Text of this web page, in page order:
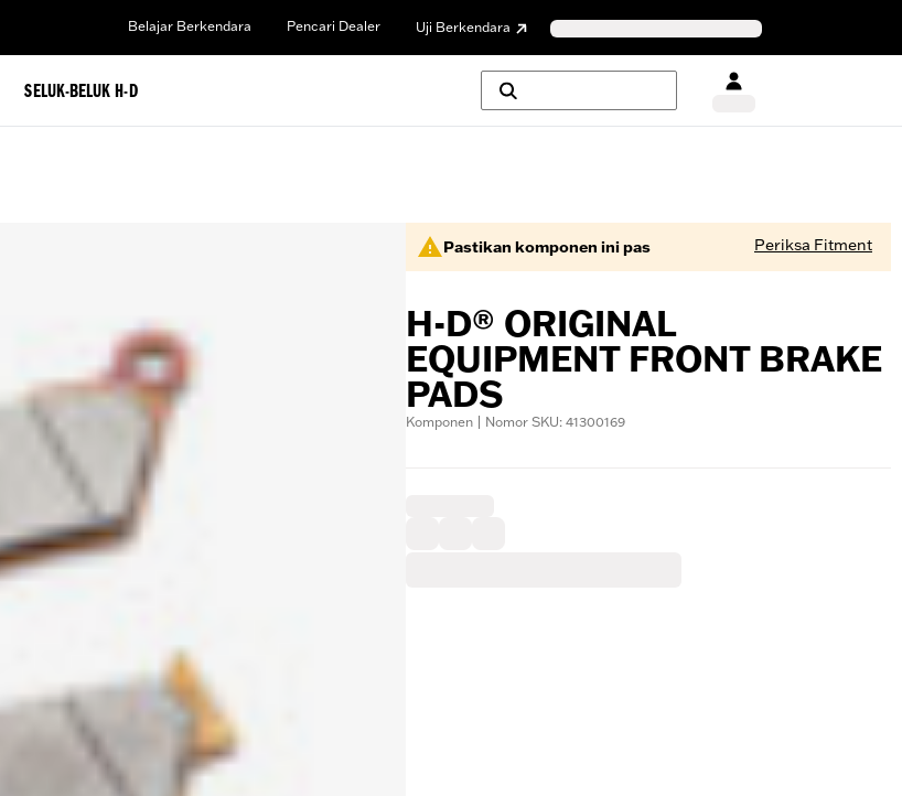
Belajar Berkendara Pencari Dealer Uji Berkendara
SELUK-BELUK H-D
Pastikan komponen ini pas Periksa Fitment
H-D® ORIGINAL
EQUIPMENT FRONT BRAKE
PADS
Komponen | Nomor SKU: 41300169